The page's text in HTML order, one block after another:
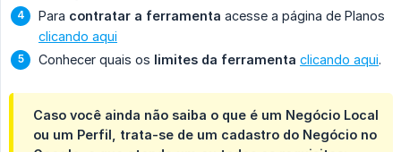
Para contratar a ferramenta acesse a página de Planos
clicando aqui
Conhecer quais os limites da ferramenta clicando aqui.
Caso você ainda não saiba o que é um Negócio Local
ou um Perfil, trata-se de um cadastro do Negócio no